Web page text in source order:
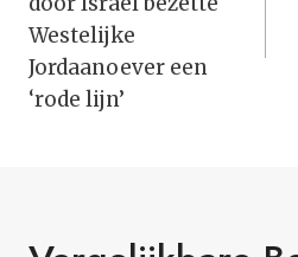
Westelijke
Jordaanoever een
‘rode lijn’